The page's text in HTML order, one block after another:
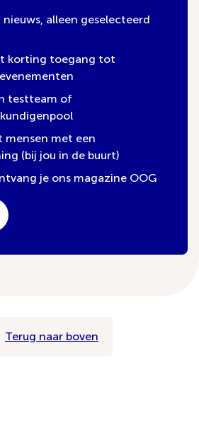
alleen geselecteerd
korting toegang tot
testteam of
met een
(bij jou in de buurt)
je ons magazine OOG
Terug naar boven